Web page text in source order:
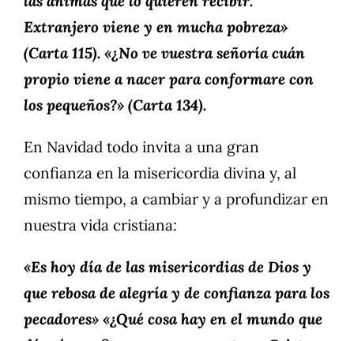
Extranjero viene y en mucha pobreza»
(Carta 115). «¿No ve vuestra señoría cuán
propio viene a nacer para conformare con
los pequeños?» (Carta 134).
En Navidad todo invita a una gran
confianza en la misericordia divina y, al
mismo tiempo, a cambiar y a profundizar en
nuestra vida cristiana:
«Es hoy día de las misericordias de Dios y
que rebosa de alegría y de confianza para los
pecadores» «¿Qué cosa hay en el mundo que